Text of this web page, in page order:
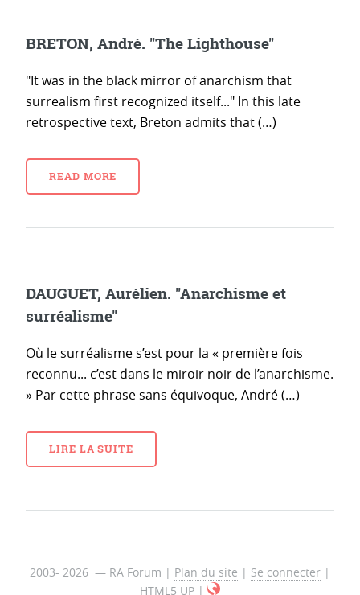
BRETON, André. "The Lighthouse"
"It was in the black mirror of anarchism that
surrealism first recognized itself..." In this late
retrospective text, Breton admits that (…)
READ MORE
DAUGUET, Aurélien. "Anarchisme et
surréalisme"
Où le surréalisme s’est pour la « première fois
reconnu... c’est dans le miroir noir de l’anarchisme.
» Par cette phrase sans équivoque, André (…)
LIRE LA SUITE
2003- 2026 — RA Forum | Plan du site | Se connecter |
HTML5 UP |